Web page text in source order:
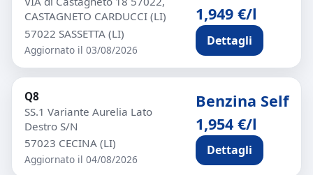
CASTAGNETO CARDUCCI (LI)
57022 SASSETTA (LI)
Aggiornato il 03/08/2026
1,949 €/l
Dettagli
Q8
SS.1 Variante Aurelia Lato
Destro S/N
57023 CECINA (LI)
Aggiornato il 04/08/2026
Benzina Self
1,954 €/l
Dettagli